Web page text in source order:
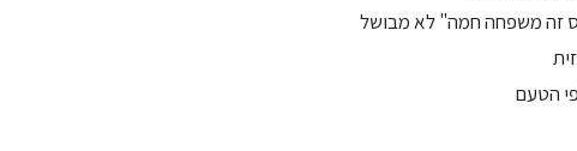
הטעם